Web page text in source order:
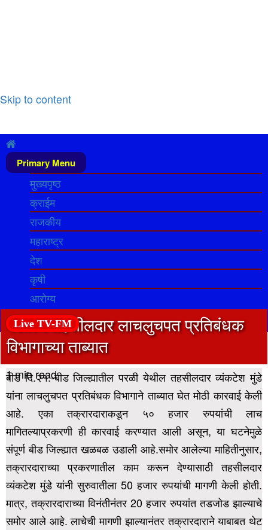
Skip to content
Primary Menu
मुख्यपृष्ठ
क्राईम
राजकीय
महाराष्ट्र
देश
कृषी
आरोग्य
Live TV-FM
परळीचे तहसीलदार लाचलुचपत प्रतिबंधक
विभागाच्या ताब्यात
1 min read
बीड दि.२१:-बीड जिल्ह्यातील परळी येथील तहसीलदार व्यंकटेश मुंडे
यांना लाचलुचपत प्रतिबंधक विभागाने ताब्यात घेत मोठी कारवाई केली
आहे. एका तक्रारदाराकडून ५० हजार रुपयांची लाच
मागितल्याप्रकरणी ही कारवाई करण्यात आली असून, या घटनेमुळे
संपूर्ण बीड जिल्ह्यात खळबळ उडाली आहे.समोर आलेल्या माहितीनुसार,
तक्रारदाराच्या प्रकरणातील काम करून देण्यासाठी तहसीलदार
व्यंकटेश मुंडे यांनी सुरुवातीला 50 हजार रुपयांची मागणी केली होती.
मात्र, तक्रारदाराच्या विनंतीनंतर 20 हजार रुपयांत तडजोड झाल्याचे
समोर आले आहे.लाचेची मागणी झाल्यानंतर तक्रारदाराने याबाबत थेट